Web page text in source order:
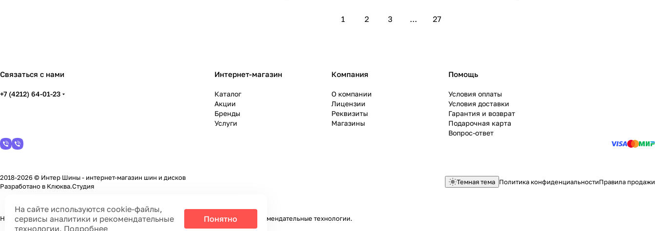
1 2 3 ... 27
Связаться с нами
+7 (4212) 64-01-23
Интернет-магазин
Каталог
Акции
Бренды
Услуги
Компания
О компании
Лицензии
Реквизиты
Магазины
Помощь
Условия оплаты
Условия доставки
Гарантия и возврат
Подарочная карта
Вопрос-ответ
2018-2026 © Интер Шины - интернет-магазин шин и дисков
Разработано в Клюква.Студия
Темная тема Политика конфиденциальностиПравила продажи
На информационном ресурсе применяютсяcookie-файлы, сервисы аналитики и рекомендательные технологии.
На сайте используются cookie-файлы,
сервисы аналитики и рекомендательные
технологии. Подробнее
Понятно